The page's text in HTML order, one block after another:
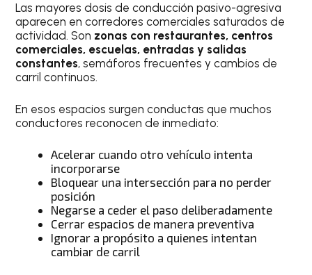
Las mayores dosis de conducción pasivo-agresiva
aparecen en corredores comerciales saturados de
actividad. Son zonas con restaurantes, centros
comerciales, escuelas, entradas y salidas
constantes, semáforos frecuentes y cambios de
carril continuos.
En esos espacios surgen conductas que muchos
conductores reconocen de inmediato:
Acelerar cuando otro vehículo intenta
incorporarse
Bloquear una intersección para no perder
posición
Negarse a ceder el paso deliberadamente
Cerrar espacios de manera preventiva
Ignorar a propósito a quienes intentan
cambiar de carril